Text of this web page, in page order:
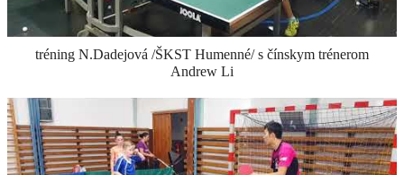
tréning N.Dadejová /ŠKST Humenné/ s čínskym trénerom
Andrew Li